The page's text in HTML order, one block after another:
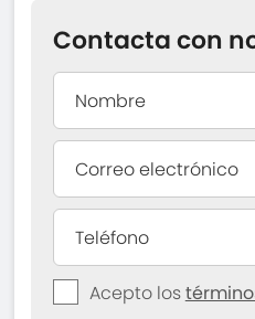
Contacta con
Acepto los